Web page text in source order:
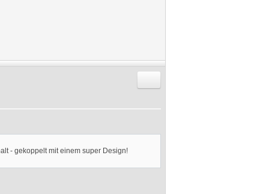
- gekoppelt mit einem super Design!